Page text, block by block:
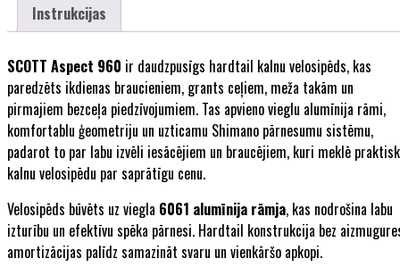
Instrukcijas
SCOTT Aspect 960 ir daudzpusīgs hardtail kalnu velosipēds, kas
paredzēts ikdienas braucieniem, grants ceļiem, meža takām un
pirmajiem bezceļa piedzīvojumiem. Tas apvieno vieglu alumīnija rāmi,
komfortablu ģeometriju un uzticamu Shimano pārnesumu sistēmu,
padarot to par labu izvēli iesācējiem un braucējiem, kuri meklē
kalnu velosipēdu par saprātīgu cenu.
Velosipēds būvēts uz viegla 6061 alumīnija rāmja, kas nodrošina labu
izturību un efektīvu spēka pārnesi. Hardtail konstrukcija bez
amortizācijas palīdz samazināt svaru un vienkāršo apkopi.